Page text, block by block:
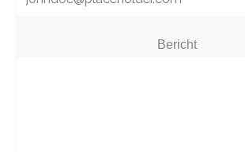
Bericht